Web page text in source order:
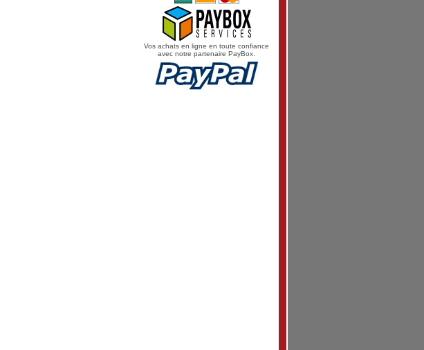
Vos achats en ligne en toute confiance
avec notre partenaire PayBox.